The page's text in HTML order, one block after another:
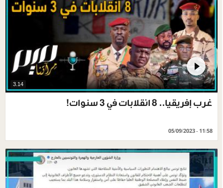
3.14
غرب إفريقيا.. 8 انقلابات في 3 سنوات!
05/09/2023 - 11:58